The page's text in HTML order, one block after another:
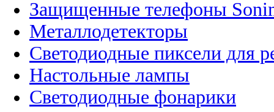
Защищенные телефоны
Металлодетекторы
Светодиодные пиксели для
Настольные лампы
Светодиодные фонарики